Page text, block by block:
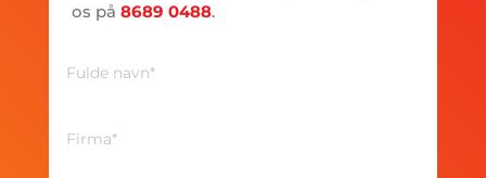
os på 8689 0488.